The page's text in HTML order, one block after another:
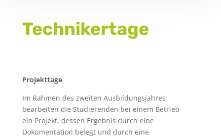
Technikertage
Projekttage
Im Rahmen des zweiten Ausbildungsjahres
bearbeiten die Studierenden bei einem Betrieb
ein Projekt, dessen Ergebnis durch eine
Dokumentation belegt und durch eine